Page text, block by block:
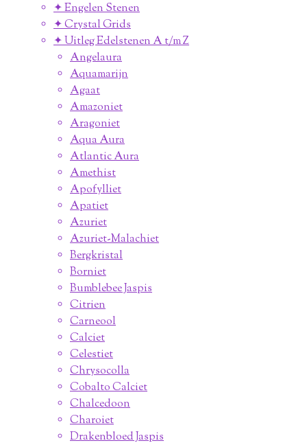
✦ Engelen Stenen
✦ Crystal Grids
✦ Uitleg Edelstenen A t/m Z
Angelaura
Aquamarijn
Agaat
Amazoniet
Aragoniet
Aqua Aura
Atlantic Aura
Amethist
Apofylliet
Apatiet
Azuriet
Azuriet-Malachiet
Bergkristal
Borniet
Bumblebee Jaspis
Citrien
Carneool
Calciet
Celestiet
Chrysocolla
Cobalto Calciet
Chalcedoon
Charoiet
Drakenbloed Jaspis